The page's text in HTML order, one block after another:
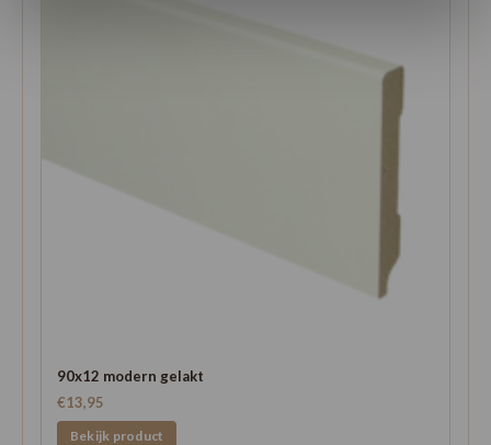
90x12 modern gelakt
€13,95
Bekijk product